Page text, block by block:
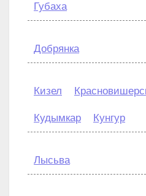
Губаха
Добрянка
Кизел
Кудымкар Кунгур
Лысьва